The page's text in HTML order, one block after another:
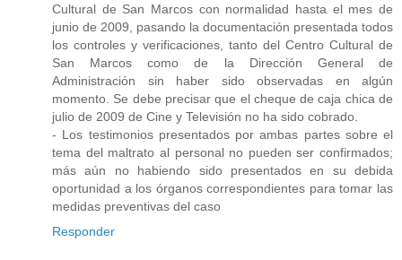
Cultural de San Marcos con normalidad hasta el mes de
junio de 2009, pasando la documentación presentada todos
los controles y verificaciones, tanto del Centro Cultural de
San Marcos como de la Dirección General de
Administración sin haber sido observadas en algún
momento. Se debe precisar que el cheque de caja chica de
julio de 2009 de Cine y Televisión no ha sido cobrado.
- Los testimonios presentados por ambas partes sobre el
tema del maltrato al personal no pueden ser confirmados;
más aún no habiendo sido presentados en su debida
oportunidad a los órganos correspondientes para tomar las
medidas preventivas del caso
Responder